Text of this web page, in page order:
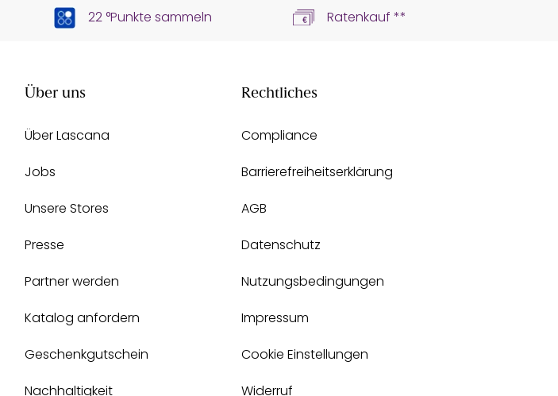
22 °Punkte sammeln Ratenkauf **
Über uns
Über Lascana
Jobs
Unsere Stores
Presse
Partner werden
Katalog anfordern
Geschenkgutschein
Nachhaltigkeit
Rechtliches
Compliance
Barrierefreiheitserklärung
AGB
Datenschutz
Nutzungsbedingungen
Impressum
Cookie Einstellungen
Widerruf